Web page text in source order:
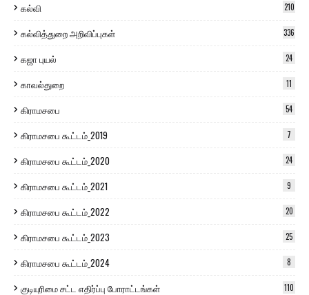
கல்வி 210
கல்வித்துறை அறிவிப்புகள் 336
கஜா புயல் 24
காவல்துறை 11
கிராமசபை 54
கிராமசபை கூட்டம்_2019 7
கிராமசபை கூட்டம்_2020 24
கிராமசபை கூட்டம்_2021 9
கிராமசபை கூட்டம்_2022 20
கிராமசபை கூட்டம்_2023 25
கிராமசபை கூட்டம்_2024 8
குடியுரிமை சட்ட எதிர்ப்பு போராட்டங்கள் 110